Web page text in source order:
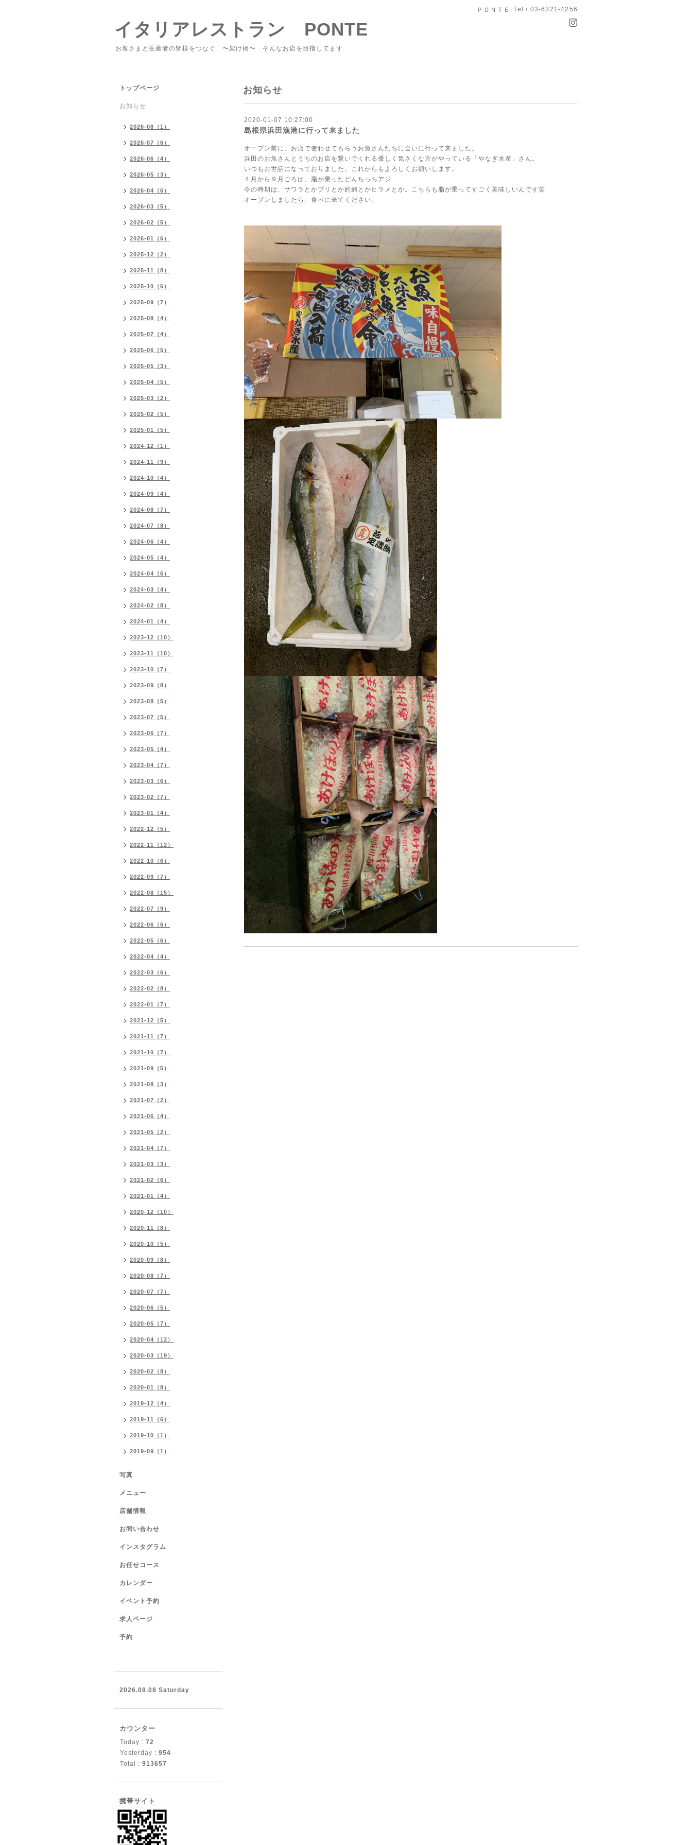
ＰＯＮＴＥ Tel / 03-6321-4256
イタリアレストラン PONTE
お客さまと生産者の皆様をつなぐ 〜架け橋〜 そんなお店を目指してます
お知らせ
2020-01-07 10:27:00
島根県浜田漁港に行って来ました
オープン前に、お店で使わせてもらうお魚さんたちに会いに行って来ました。
浜田のお魚さんとうちのお店を繋いでくれる優しく気さくな方がやっている「やなぎ水産」さん。
いつもお世話になっておりました。これからもよろしくお願いします。
４月から９月ごろは、脂が乗ったどんちっちアジ
今の時期は、サワラとかブリとか的鯛とかヒラメとか。こちらも脂が乗ってすごく美味しいんです笑
オープンしましたら、食べに来てください。
トップページ
お知らせ
2026-08（1）
2026-07（6）
2026-06（4）
2026-05（3）
2026-04（6）
2026-03（5）
2026-02（5）
2026-01（6）
2025-12（2）
2025-11（8）
2025-10（6）
2025-09（7）
2025-08（4）
2025-07（4）
2025-06（5）
2025-05（3）
2025-04（5）
2025-03（2）
2025-02（5）
2025-01（5）
2024-12（1）
2024-11（9）
2024-10（4）
2024-09（4）
2024-08（7）
2024-07（8）
2024-06（4）
2024-05（4）
2024-04（6）
2024-03（4）
2024-02（8）
2024-01（4）
2023-12（10）
2023-11（10）
2023-10（7）
2023-09（8）
2023-08（5）
2023-07（5）
2023-06（7）
2023-05（4）
2023-04（7）
2023-03（6）
2023-02（7）
2023-01（4）
2022-12（5）
2022-11（12）
2022-10（6）
2022-09（7）
2022-08（15）
2022-07（9）
2022-06（6）
2022-05（6）
2022-04（4）
2022-03（6）
2022-02（8）
2022-01（7）
2021-12（5）
2021-11（7）
2021-10（7）
2021-09（5）
2021-08（3）
2021-07（2）
2021-06（4）
2021-05（2）
2021-04（7）
2021-03（3）
2021-02（6）
2021-01（4）
2020-12（10）
2020-11（8）
2020-10（5）
2020-09（8）
2020-08（7）
2020-07（7）
2020-06（5）
2020-05（7）
2020-04（12）
2020-03（19）
2020-02（8）
2020-01（8）
2019-12（4）
2019-11（6）
2019-10（1）
2019-09（1）
写真
メニュー
店舗情報
お問い合わせ
インスタグラム
お任せコース
カレンダー
イベント予約
求人ページ
予約
2026.08.08 Saturday
カウンター
Today : 72
Yesterday : 954
Total : 913657
携帯サイト